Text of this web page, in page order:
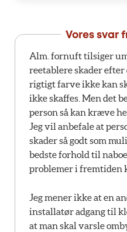
Vores svar
Alm. fornuft tilsiger
reetablere skader
rigtigt farve ikke kan
ikke skaffes. Men det
person så kan kræve
Jeg vil anbefale at
skader så godt som
bedste forhold til
problemer i fremtiden
Jeg mener ikke at en
installatør adgang til
at man skal varsle